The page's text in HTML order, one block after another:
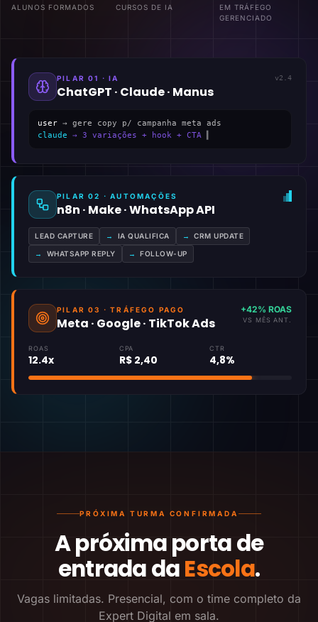
ALUNOS FORMADOS CURSOS DE IA
EM TRÁFEGO
GERENCIADO
PILAR 01 · IA
ChatGPT · Claude · Manus
v2.4
user → gere copy p/ campanha meta ads
claude → 3 variações + hook + CTA
PILAR 02 · AUTOMAÇÕES
n8n · Make · WhatsApp API
LEAD CAPTURE → IA QUALIFICA → CRM UPDATE
→ WHATSAPP REPLY → FOLLOW-UP
PILAR 03 · TRÁFEGO PAGO
Meta · Google · TikTok Ads
+42% ROAS
VS MÊS ANT.
ROAS
12.4x
CPA
R$ 2,40
CTR
4,8%
PRÓXIMA TURMA CONFIRMADA
A próxima porta de
entrada daEscola.
Vagas limitadas. Presencial, com o time completo da
Expert Digital em sala.